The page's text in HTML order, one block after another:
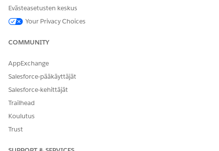
ongelmien ratkaisuprosessiesi tehokkuutta.
Agenttien IT-palvelukonsolin tärkeimmät ominaisuudet
päälaskeutumissivu, kun kirjaudut sisään. Konsoli auttaa
päivänsä alussa, ja tarjoaa heille nopean pääsyn
tärkeimpiin komponentteihin navigointivalikon ja muiden
widgetien kautta.
Evästeasetusten keskus
Your Privacy Choices
COMMUNITY
AppExchange
Salesforce-pääkäyttäjät
Salesforce-kehittäjät
Trailhead
Koulutus
Trust